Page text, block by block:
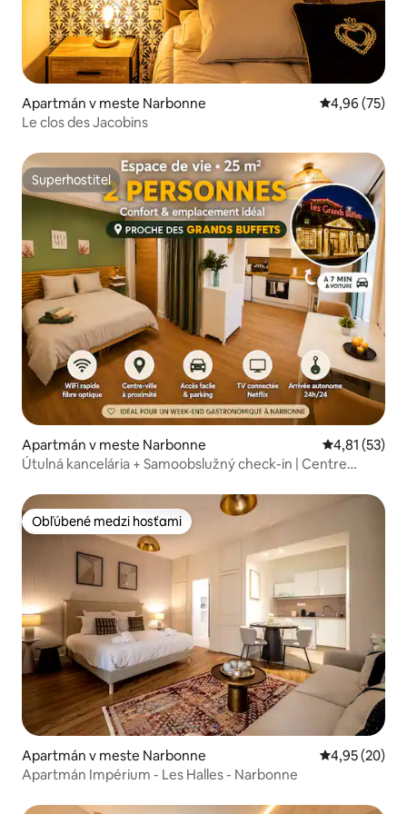
Apartmán v meste Narbonne Priemerné
4,96 (75)
Le clos des Jacobins
Superhostiteľ
Superhostiteľ
Apartmán v meste Narbonne Priemerné
4,81 (53)
Útulná kancelária + Samoobslužný check-in | Centre
Obľúbené medzi hosťami
Obľúbené medzi hosťami
Apartmán v meste Narbonne Priemerné
4,95 (20)
Apartmán Impérium - Les Halles - Narbonne